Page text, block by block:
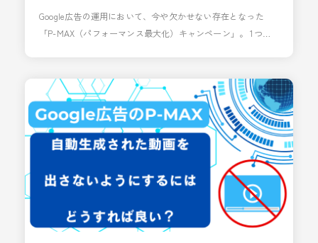
Google広告の運用において、今や欠かせない存在となった
「P-MAX（パフォーマンス最大化）キャンペーン」。 1つの
とでお悩みの方も多いのではないでしょうか？ 「AIに任せっ
きりで、これ以上の成果が見込めない」 「特定の商材ばかり
売れてしまい、注力したい商品の露出